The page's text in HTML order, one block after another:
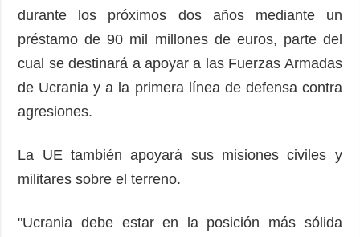
durante los próximos dos años mediante un
préstamo de 90 mil millones de euros, parte del
cual se destinará a apoyar a las Fuerzas Armadas
de Ucrania y a la primera línea de defensa contra
agresiones.
La UE también apoyará sus misiones civiles y
militares sobre el terreno.
"Ucrania debe estar en la posición más sólida